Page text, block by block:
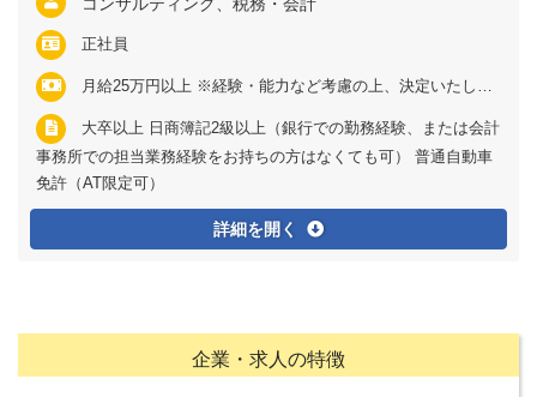
正社員
月給25万円以上 ※経験・能力など考慮の上、決定いたします ※上記に固定残業代（月20時間分＝3万3300円以上）を含む ※超過分は別途全額支給
大卒以上 日商簿記2級以上（銀行での勤務経験、または会計
事務所での担当業務経験をお持ちの方はなくても可） 普通自動車
免許（AT限定可）
詳細を開く
企業・求人の特徴